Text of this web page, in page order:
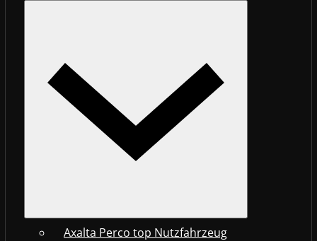
Axalta Perco top Nutzfahrzeug